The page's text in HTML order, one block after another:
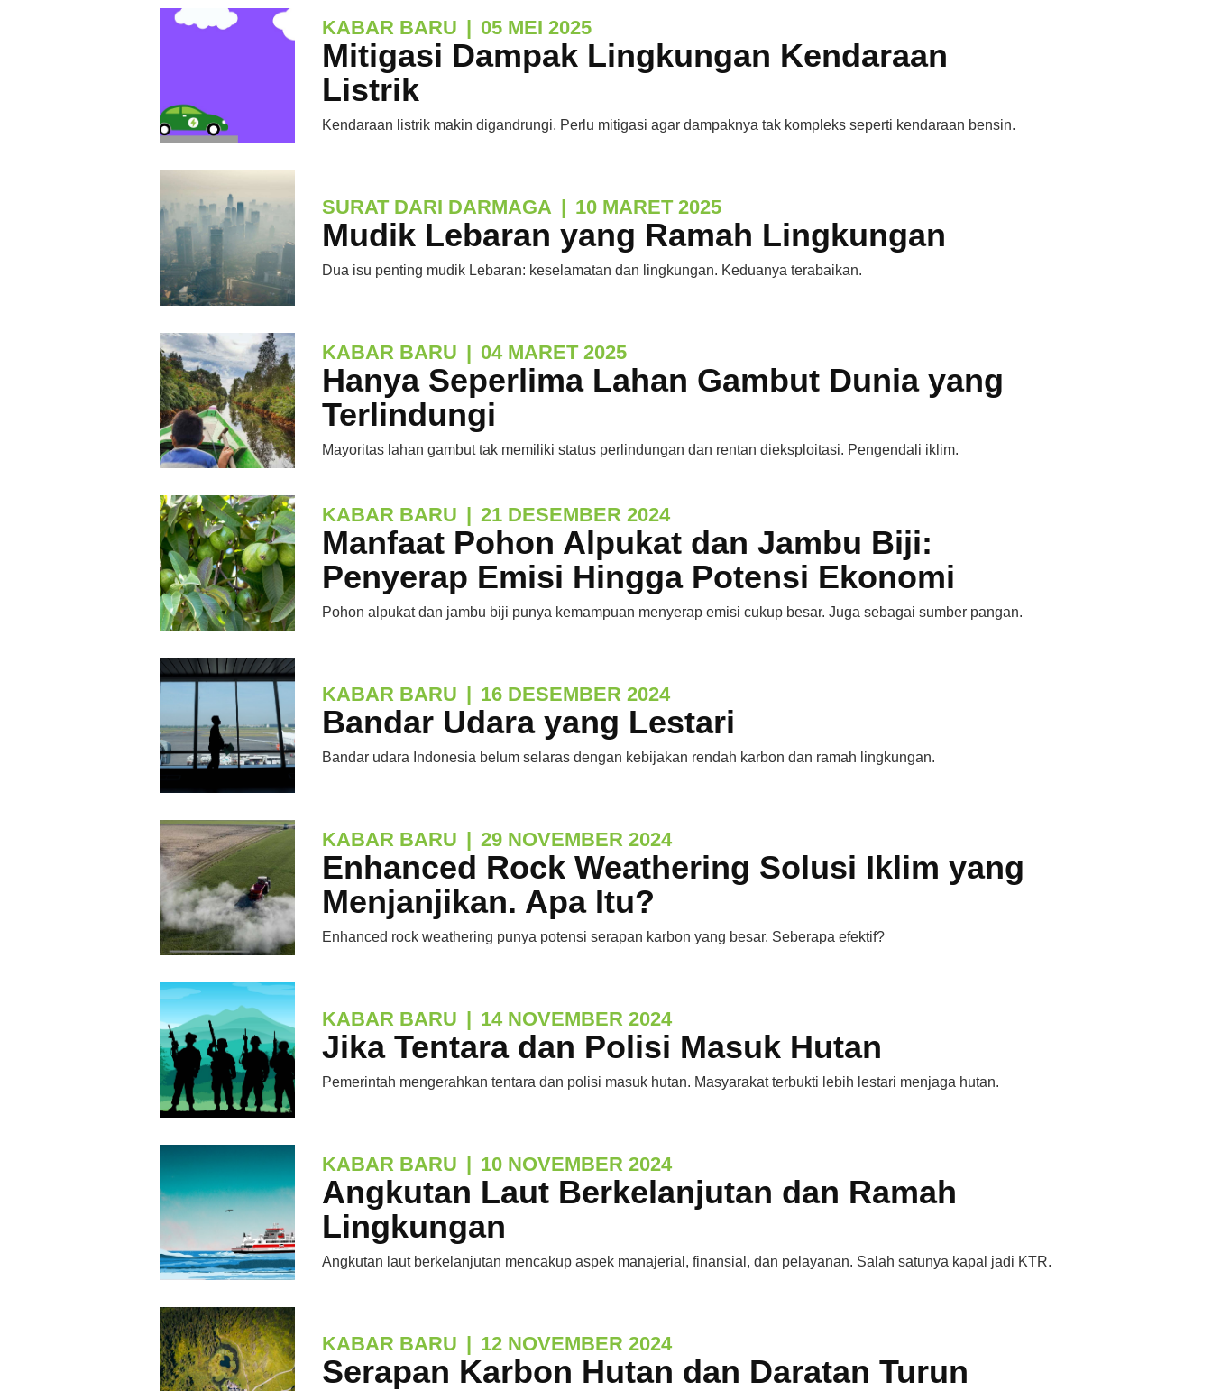
KABAR BARU | 05 MEI 2025
Mitigasi Dampak Lingkungan Kendaraan
Listrik
Kendaraan listrik makin digandrungi. Perlu mitigasi agar dampaknya tak kompleks seperti kendaraan bensin.
SURAT DARI DARMAGA | 10 MARET 2025
Mudik Lebaran yang Ramah Lingkungan
Dua isu penting mudik Lebaran: keselamatan dan lingkungan. Keduanya terabaikan.
KABAR BARU | 04 MARET 2025
Hanya Seperlima Lahan Gambut Dunia yang
Terlindungi
Mayoritas lahan gambut tak memiliki status perlindungan dan rentan dieksploitasi. Pengendali iklim.
KABAR BARU | 21 DESEMBER 2024
Manfaat Pohon Alpukat dan Jambu Biji:
Penyerap Emisi Hingga Potensi Ekonomi
Pohon alpukat dan jambu biji punya kemampuan menyerap emisi cukup besar. Juga sebagai sumber pangan.
KABAR BARU | 16 DESEMBER 2024
Bandar Udara yang Lestari
Bandar udara Indonesia belum selaras dengan kebijakan rendah karbon dan ramah lingkungan.
KABAR BARU | 29 NOVEMBER 2024
Enhanced Rock Weathering Solusi Iklim yang
Menjanjikan. Apa Itu?
Enhanced rock weathering punya potensi serapan karbon yang besar. Seberapa efektif?
KABAR BARU | 14 NOVEMBER 2024
Jika Tentara dan Polisi Masuk Hutan
Pemerintah mengerahkan tentara dan polisi masuk hutan. Masyarakat terbukti lebih lestari menjaga hutan.
KABAR BARU | 10 NOVEMBER 2024
Angkutan Laut Berkelanjutan dan Ramah
Lingkungan
Angkutan laut berkelanjutan mencakup aspek manajerial, finansial, dan pelayanan. Salah satunya kapal jadi KTR.
KABAR BARU | 12 NOVEMBER 2024
Serapan Karbon Hutan dan Daratan Turun